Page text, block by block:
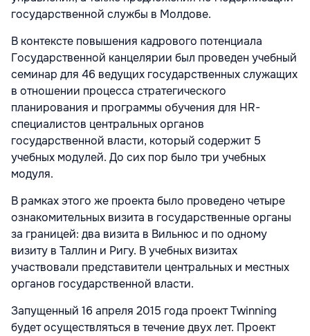
государственной службы в Молдове.
В контексте повышения кадрового потенциала
Государственной канцелярии был проведен учебный
семинар для 46 ведущих государственных служащих
в отношении процесса стратегического
планирования и программы обучения для HR-
специалистов центральных органов
государственной власти, который содержит 5
учебных модулей. До сих пор было три учебных
модуля.
В рамках этого же проекта было проведено четыре
ознакомительных визита в государственные органы
за границей: два визита в Вильнюс и по одному
визиту в Таллин и Ригу. В учебных визитах
участвовали представители центральных и местных
органов государственной власти.
Запущенный 16 апреля 2015 года проект Twinning
будет осуществляться в течение двух лет. Проект